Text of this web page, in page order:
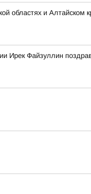
областях и Алтайском
Ирек Файзуллин